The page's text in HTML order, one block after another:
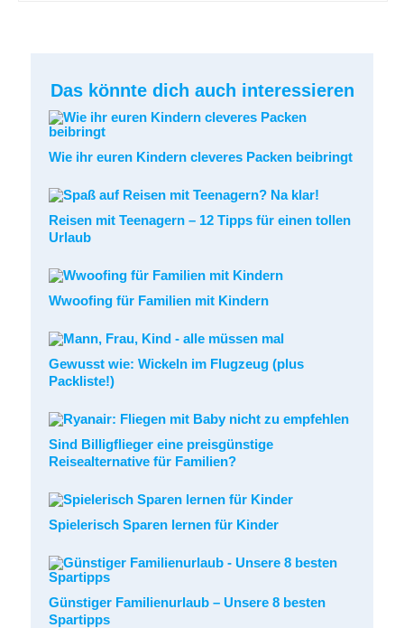
Das könnte dich auch interessieren
Wie ihr euren Kindern cleveres Packen beibringt
Reisen mit Teenagern – 12 Tipps für einen tollen
Urlaub
Wwoofing für Familien mit Kindern
Gewusst wie: Wickeln im Flugzeug (plus
Packliste!)
Sind Billigflieger eine preisgünstige
Reisealternative für Familien?
Spielerisch Sparen lernen für Kinder
Günstiger Familienurlaub – Unsere 8 besten
Spartipps